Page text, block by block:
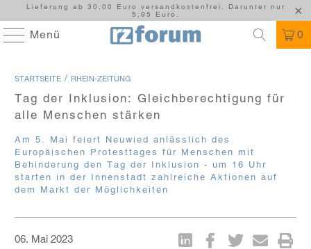
Lieferung ab 30,00 Euro versandkostenfrei. Darunter nur
5,95 Euro.
Menü 0
STARTSEITE / RHEIN-ZEITUNG
Tag der Inklusion: Gleichberechtigung für
alle Menschen stärken
Am 5. Mai feiert Neuwied anlässlich des
Europäischen Protesttages für Menschen mit
Behinderung den Tag der Inklusion - um 16 Uhr
starten in der Innenstadt zahlreiche Aktionen auf
dem Markt der Möglichkeiten
06. Mai 2023